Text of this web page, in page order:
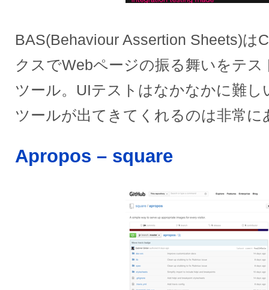
BAS(Behaviour Assertion Sheets)は
クスでWebページの振る舞いをテ
ツール。UIテストはなかなかに難
ツールが出てきてくれるのは非常に
Apropos – square